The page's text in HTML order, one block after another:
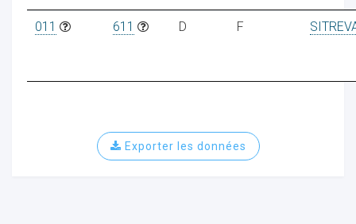
011 611 D F
Exporter les données